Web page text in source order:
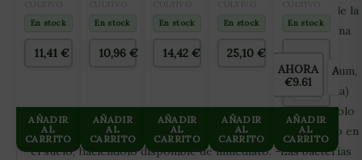
raíces primarias y secundarias que forman la estructura de la
planta. Raíces más gruesas, blancas y sanas con tan solo una
aplicación. -Paenibacillus durus, capaz de fijar nitrógeno
atmosférico en condiciones aeróbicas. -Bacillus megaterium,
bacteria denominada PSB (Phosphate Solubilizing Bacteria)
capaz de solubilizar el fósforo mineral del suelo, haciéndolo
asimilable para las plantas, y capaz de movilizar el potasio en
el suelo, haciéndolo disponible de inmediato. -Las bacterias
MIX 50L
BIOBIZZ
En stock
11,41 €
AÑADIR
AL
CARRITO
50L
En stock
10,96 €
AÑADIR
AL
CARRITO
CLAY
PEBLES
(ARCILLA
En stock
14,42€
AÑADIR
AL
CARRITO
En stock
25,10€
AÑADIR
AL
CARRITO
LIGHTMIX
50L
En stock
AHORA
€9.61
AÑADIR
AL
CARRITO